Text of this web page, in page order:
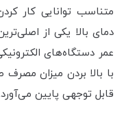
متناسب توانایی کار
دمای بالا یکی از
عمر دستگاه‌های
با بالا بردن میزان
قابل توجهی پایین